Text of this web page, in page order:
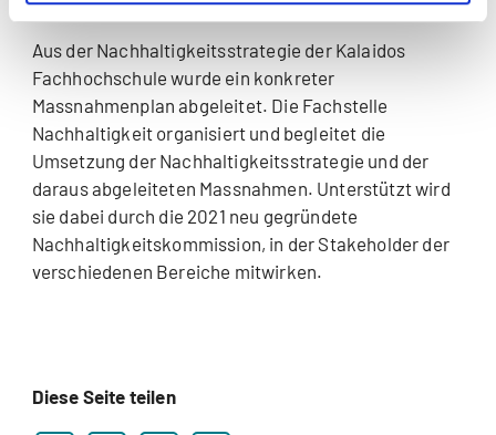
Aus der Nachhaltigkeitsstrategie der Kalaidos
Fachhochschule wurde ein konkreter
Massnahmenplan abgeleitet. Die Fachstelle
Nachhaltigkeit organisiert und begleitet die
Umsetzung der Nachhaltigkeitsstrategie und der
daraus abgeleiteten Massnahmen. Unterstützt wird
sie dabei durch die 2021 neu gegründete
Nachhaltigkeitskommission, in der Stakeholder der
verschiedenen Bereiche mitwirken.
Diese Seite teilen